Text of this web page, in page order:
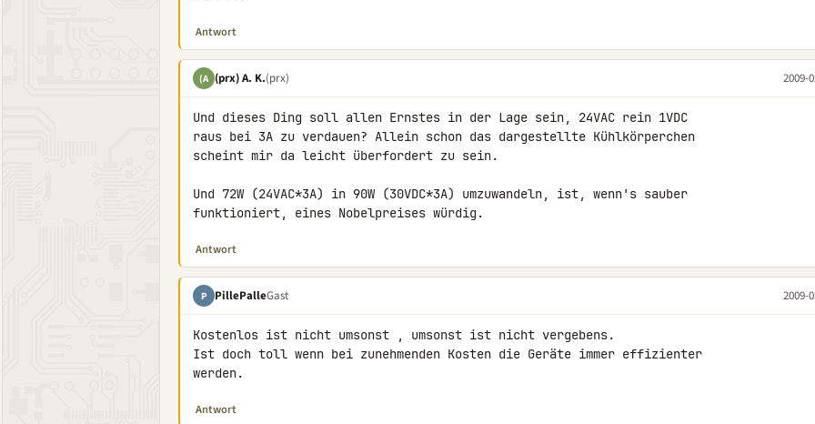
Antwort
(A (prx) A. K.(prx) 2009-
Und dieses Ding soll allen Ernstes in der Lage sein, 24VAC rein 1VDC
raus bei 3A zu verdauen? Allein schon das dargestellte Kühlkörperchen
scheint mir da leicht überfordert zu sein.
Und 72W (24VAC*3A) in 90W (30VDC*3A) umzuwandeln, ist, wenn's sauber
funktioniert, eines Nobelpreises würdig.
Antwort
P PillePalleGast 2009-
Kostenlos ist nicht umsonst , umsonst ist nicht vergebens.
Ist doch toll wenn bei zunehmenden Kosten die Geräte immer effizienter
werden.
Antwort